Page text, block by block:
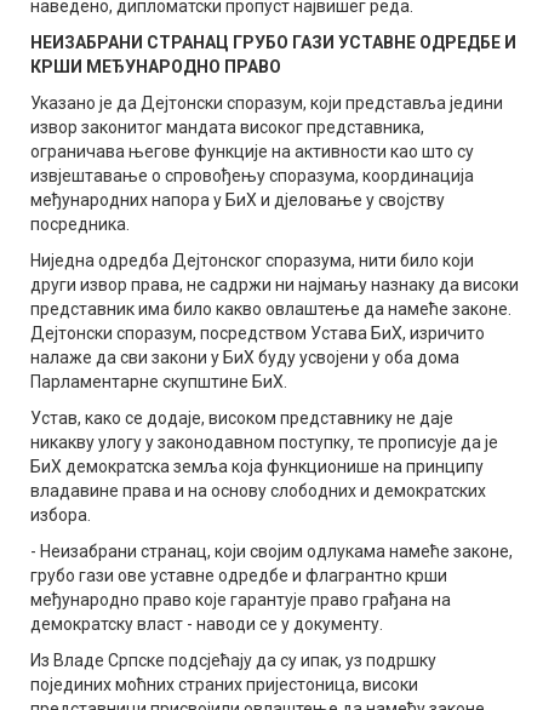
наведено, дипломатски пропуст највишег реда.
НЕИЗАБРАНИ СТРАНАЦ ГРУБО ГАЗИ УСТАВНЕ ОДРЕДБЕ И
КРШИ МЕЂУНАРОДНО ПРАВО
Указано је да Дејтонски споразум, који представља једини
извор законитог мандата високог представника,
ограничава његове функције на активности као што су
извјештавање о спровођењу споразума, координација
међународних напора у БиХ и дјеловање у својству
посредника.
Ниједна одредба Дејтонског споразума, нити било који
други извор права, не садржи ни најмању назнаку да високи
представник има било какво овлаштење да намеће законе.
Дејтонски споразум, посредством Устава БиХ, изричито
налаже да сви закони у БиХ буду усвојени у оба дома
Парламентарне скупштине БиХ.
Устав, како се додаје, високом представнику не даје
никакву улогу у законодавном поступку, те прописује да је
БиХ демократска земља која функционише на принципу
владавине права и на основу слободних и демократских
избора.
- Неизабрани странац, који својим одлукама намеће законе,
грубо гази ове уставне одредбе и флагрантно крши
међународно право које гарантује право грађана на
демократску власт - наводи се у документу.
Из Владе Српске подсјећају да су ипак, уз подршку
појединих моћних страних пријестоница, високи